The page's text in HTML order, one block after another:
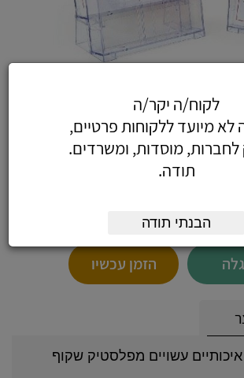
A4 עם תא אחד
הזמן עכשיו
עשויים מפלסטיק שקוף
לקוח/ה יקר/ה
לא מיועד ללקוחות פרטיים,
לחברות, מוסדות, ומשרדים.
תודה.
הבנתי תודה